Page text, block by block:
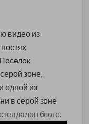
видео из
зоне,
одной из
в серой зоне
стендалон блоге.